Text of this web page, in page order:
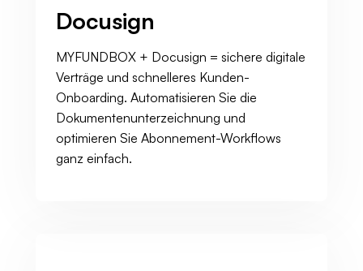
Docusign
MYFUNDBOX + Docusign = sichere digitale
Verträge und schnelleres Kunden-
Onboarding. Automatisieren Sie die
Dokumentenunterzeichnung und
optimieren Sie Abonnement-Workflows
ganz einfach.